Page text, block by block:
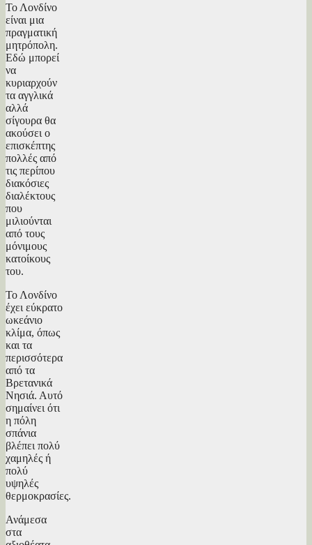
Το Λονδίνο
είναι μια
πραγματική
μητρόπολη.
Εδώ μπορεί
να
κυριαρχούν
τα αγγλικά
αλλά
σίγουρα θα
ακούσει ο
επισκέπτης
πολλές από
τις περίπου
διακόσιες
διαλέκτους
που
μιλιούνται
από τους
μόνιμους
κατοίκους
του.
Το Λονδίνο
έχει εύκρατο
ωκεάνιο
κλίμα, όπως
και τα
περισσότερα
από τα
Βρετανικά
Νησιά. Αυτό
σημαίνει ότι
η πόλη
σπάνια
βλέπει πολύ
χαμηλές ή
πολύ
υψηλές
θερμοκρασίες.
Ανάμεσα
στα